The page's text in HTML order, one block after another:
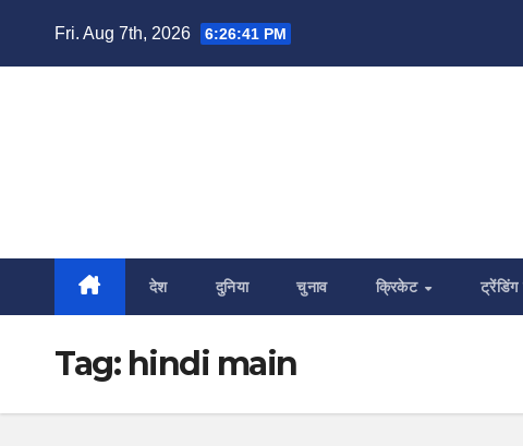
Fri. Aug 7th, 2026 6:26:42 PM
देश दुनिया चुनाव क्रिकेट
Tag: hindi main